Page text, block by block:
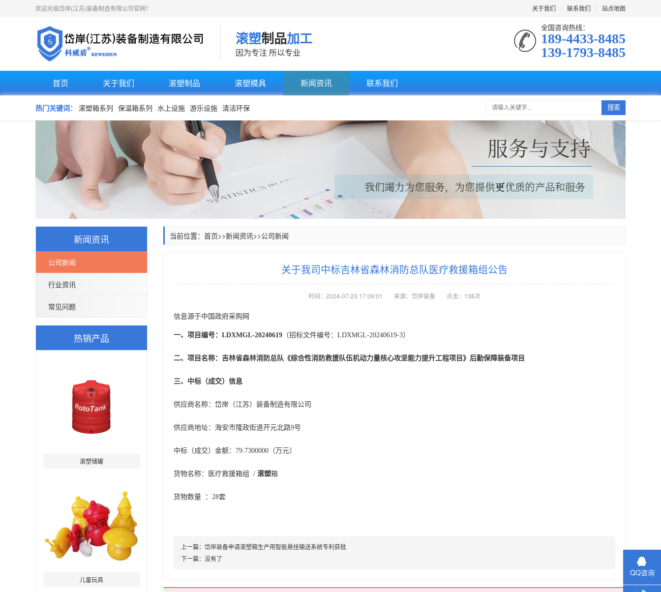
关于我们 联系我们 站点地图
欢迎光临岱岸(江苏)装备制造有限公司官网！
滚塑制品加工
因为专注 所以专业
全国咨询热线：
189-4433-8485
139-1793-8485
首页 关于我们 滚塑制品 滚塑模具 新闻资讯 联系我们
热门关键词： 滚塑箱系列 保温箱系列 水上设施 游乐设施 清洁环保 搜索
新闻资讯
公司新闻
行业资讯
常见问题
热销产品
滚塑储罐
儿童玩具
当前位置： 首页>>新闻资讯>>公司新闻
关于我司中标吉林省森林消防总队医疗救援箱组公告
时间：2024-07-23 17:09:01 来源：岱岸装备 点击：138次
信息源于中国政府采购网
一、项目编号：LDXMGL-20240619 （招标文件编号：LDXMGL-20240619-3）
二、项目名称：吉林省森林消防总队《综合性消防救援队伍机动力量核心攻坚能力提升工程项目》后勤保障装备项目
三、中标（成交）信息
供应商名称： 岱岸 （江苏）装备制造有限公司
供应商地址：海安市隆政街道开元北路9号
中标（成交）金额：79.7300000（万元）
货物名称： 医疗救援箱组 / 滚塑箱
货物数量 ： 28套
上一篇： 岱岸装备申请滚塑箱生产用智能悬挂输送系统专利获批
下一篇： 没有了
QQ咨询